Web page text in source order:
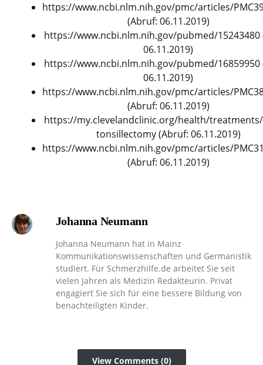
https://www.ncbi.nlm.nih.gov/pmc/articles/
(Abruf: 06.11.2019)
https://www.ncbi.nlm.nih.gov/pubmed/15243480
06.11.2019)
https://www.ncbi.nlm.nih.gov/pubmed/16859950
06.11.2019)
https://www.ncbi.nlm.nih.gov/pmc/articles/
(Abruf: 06.11.2019)
https://my.clevelandclinic.org/health/
tonsillectomy (Abruf: 06.11.2019)
https://www.ncbi.nlm.nih.gov/pmc/articles/
(Abruf: 06.11.2019)
Johanna Neumann
Johanna Neumann hat in Mainz
Kommunikationswissenschaften und Germanistik
studiert. Für Schmerzhilfe.de arbeitet Sie seit
vielen Jahren als Medizin Redakteurin. Privat
engagiert Sie sich für eine bessere Bildung von
benachteiligten Kinder.
View Comments (0)